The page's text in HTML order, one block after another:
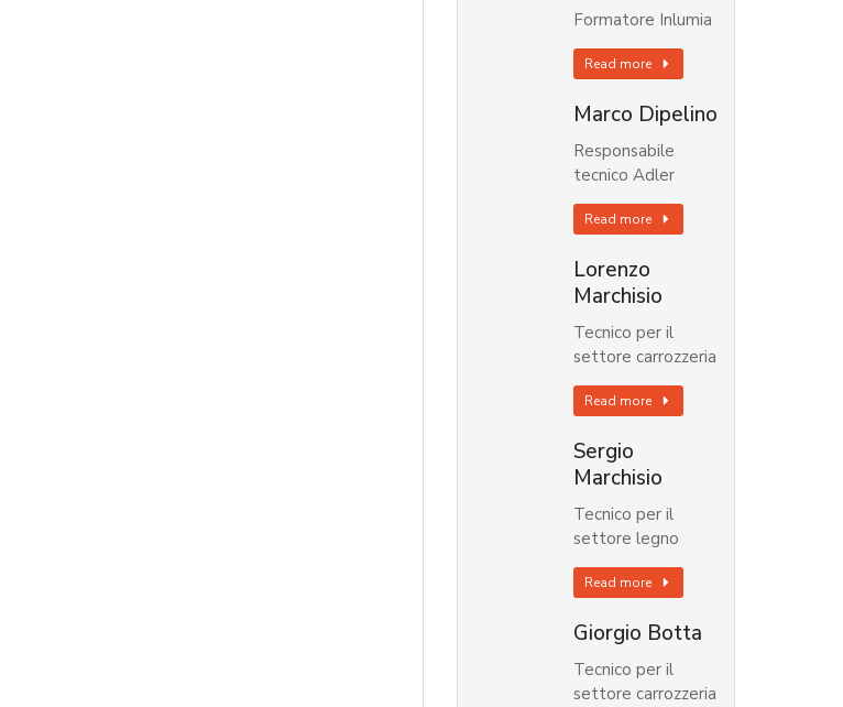
Formatore Inlumia
Read more
Marco Dipelino
Responsabile
tecnico Adler
Read more
Lorenzo
Marchisio
Tecnico per il
settore carrozzeria
Read more
Sergio
Marchisio
Tecnico per il
settore legno
Read more
Giorgio Botta
Tecnico per il
settore carrozzeria